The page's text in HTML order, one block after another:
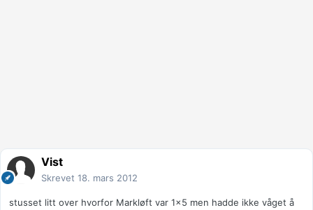
Vist
Skrevet 18. mars 2012
stusset litt over hvorfor Markløft var 1x5 men hadde ikke våget å